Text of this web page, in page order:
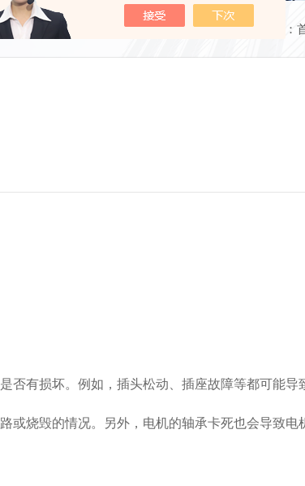
当前位置：
有损坏。例如，插头松动、插座故障等都可能导
烧毁的情况。另外，电机的轴承卡死也会导致电